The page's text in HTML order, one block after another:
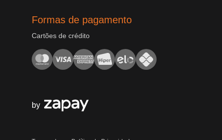
Formas de pagamento
Cartões de crédito
by